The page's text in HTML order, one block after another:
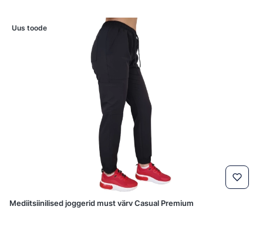
Uus toode
Mediitsiinilised joggerid must värv Casual Premium